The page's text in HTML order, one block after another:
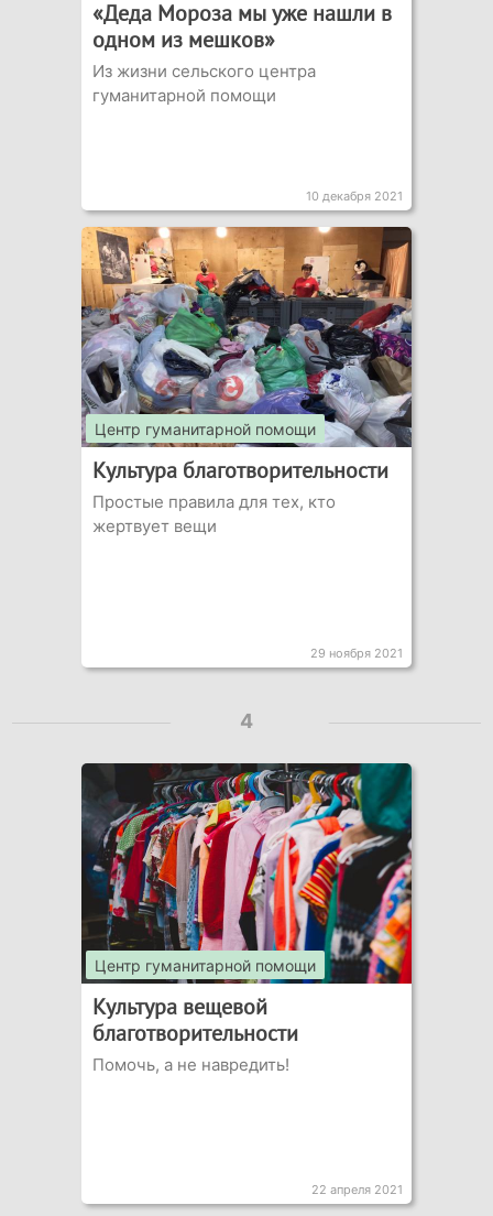
«Деда Мороза мы уже нашли в
одном из мешков»
Из жизни сельского центра
гуманитарной помощи
10 декабря 2021
Центр гуманитарной помощи
Культура благотворительности
Простые правила для тех, кто
жертвует вещи
29 ноября 2021
4
Центр гуманитарной помощи
Культура вещевой
благотворительности
Помочь, а не навредить!
22 апреля 2021